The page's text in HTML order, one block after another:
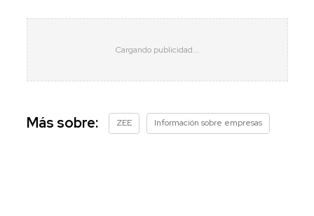
Más sobre: ZEE Información sobre empresas